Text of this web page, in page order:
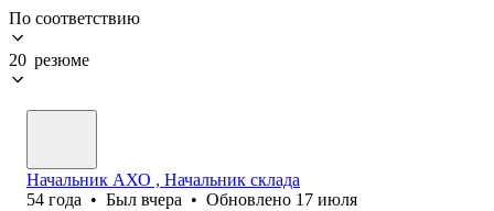
По соответствию
20 резюме
Начальник АХО , Начальник склада
54 года • Был вчера • Обновлено 17 июля